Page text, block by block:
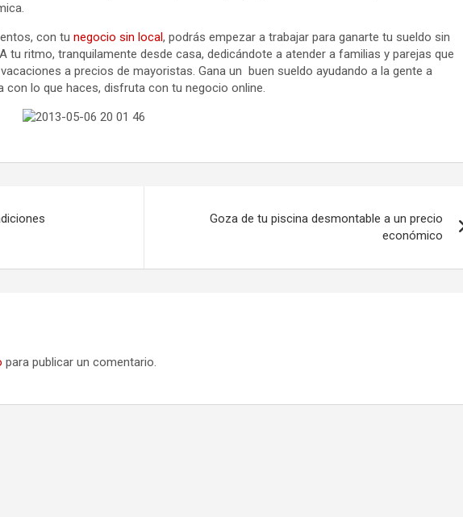
con tu negocio sin local, podrás empezar a trabajar para ganarte tu sueldo sin
tu ritmo, tranquilamente desde casa, dedicándote a atender a familias y parejas que
a precios de mayoristas. Gana un buen sueldo ayudando a la gente a
con lo que haces, disfruta con tu negocio online.
Goza de tu piscina desmontable a un precio
económico
para publicar un comentario.